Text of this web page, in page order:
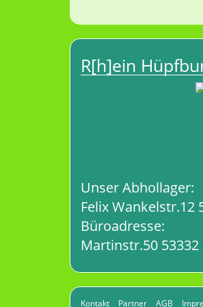
R[h]ein
Unser Abhollager:
Felix Wankelstr.12
Büroadresse:
Martinstr.50
Kontakt Partner AGB